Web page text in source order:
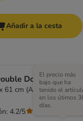
Añadir a la cesta
Door
61 cm (An x P x Al)
El precio más
bajo que ha
tenido el
en los útimos
días.
4.2/5